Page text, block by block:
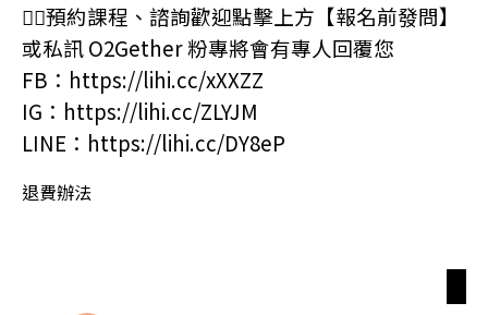
🙋‍♂預約課程、諮詢歡迎點擊上方【報名前發問】
或私訊 O2Gether 粉專將會有專人回覆您
FB： https://lihi.cc/xXXZZ
IG： https://lihi.cc/ZLYJM
LINE： https://lihi.cc/DY8eP
退費辦法